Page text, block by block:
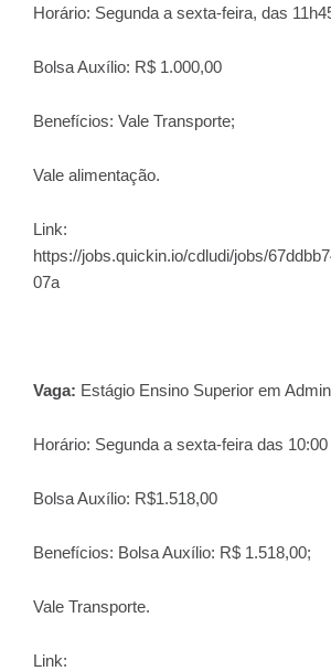
Horário: Segunda a sexta-feira, das
Bolsa Auxílio: R$ 1.000,00
Benefícios: Vale Transporte;
Vale alimentação.
Link:
https://jobs.quickin.io/cdludi/jobs/
07a
Vaga: Estágio Ensino Superior em
Horário: Segunda a sexta-feira das
Bolsa Auxílio: R$1.518,00
Benefícios: Bolsa Auxílio: R$ 1.518,00;
Vale Transporte.
Link: